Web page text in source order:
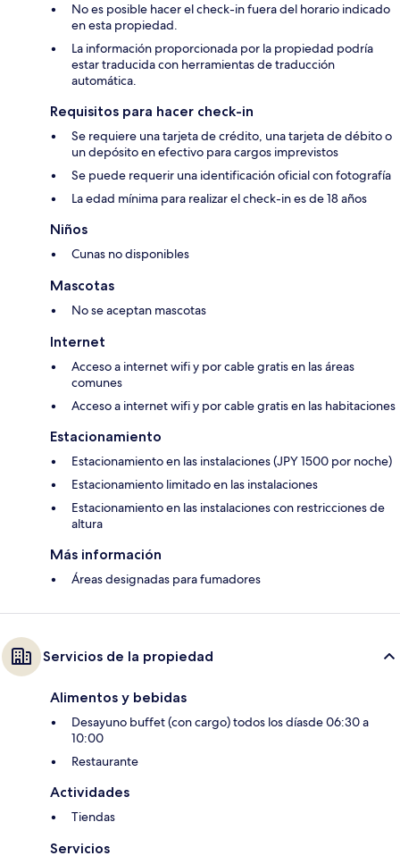
No es posible hacer el check-in fuera del horario indicado
en esta propiedad.
La información proporcionada por la propiedad podría
estar traducida con herramientas de traducción
automática.
Requisitos para hacer check-in
Se requiere una tarjeta de crédito, una tarjeta de débito o
un depósito en efectivo para cargos imprevistos
Se puede requerir una identificación oficial con fotografía
La edad mínima para realizar el check-in es de 18 años
Niños
Cunas no disponibles
Mascotas
No se aceptan mascotas
Internet
Acceso a internet wifi y por cable gratis en las áreas
comunes
Acceso a internet wifi y por cable gratis en las habitaciones
Estacionamiento
Estacionamiento en las instalaciones (JPY 1500 por noche)
Estacionamiento limitado en las instalaciones
Estacionamiento en las instalaciones con restricciones de
altura
Más información
Áreas designadas para fumadores
Servicios de la propiedad
Alimentos y bebidas
Desayuno buffet (con cargo) todos los díasde 06:30 a
10:00
Restaurante
Actividades
Tiendas
Servicios